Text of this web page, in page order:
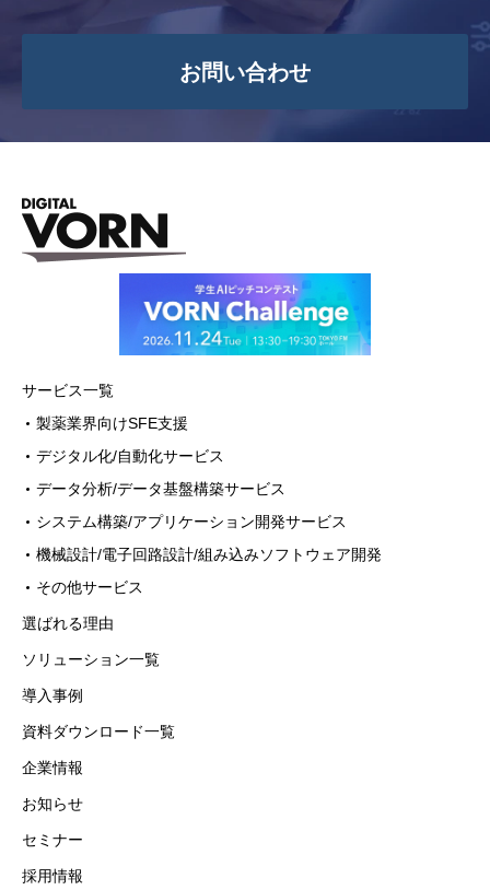
お問い合わせ
サービス一覧
製薬業界向けSFE支援
デジタル化/自動化サービス
データ分析/データ基盤構築サービス
システム構築/アプリケーション開発サービス
機械設計/電子回路設計/組み込みソフトウェア開発
その他サービス
選ばれる理由
ソリューション一覧
導入事例
資料ダウンロード一覧
企業情報
お知らせ
セミナー
採用情報